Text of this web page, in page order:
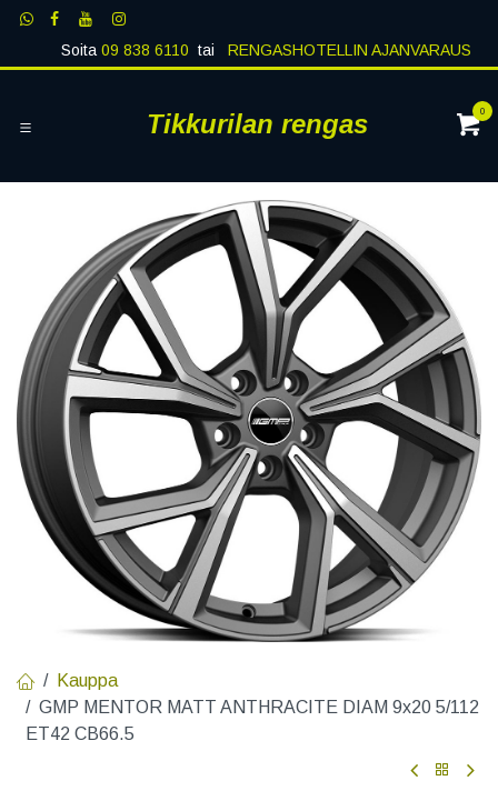
Siirry sisältöön
Soita09 838 6110 tai RENGASHOTELLIN AJANVARAUS
Tikkurilan rengas 0
Kauppa
GMP MENTOR MATT ANTHRACITE DIAM 9x20 5/112
ET42 CB66.5